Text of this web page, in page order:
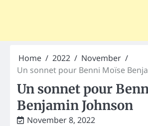
Home 2022
November
Un sonnet pour Benni Moïse
Un sonnet pour
Benjamin Johnson
November 8, 2022